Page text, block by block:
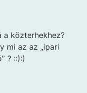
a közterhekhez?
mi az az „ipari
? ::):)